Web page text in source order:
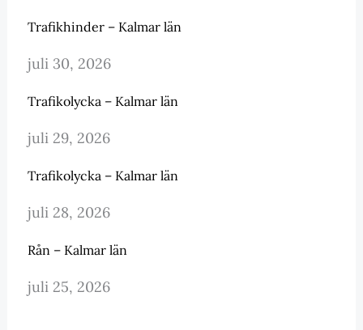
Trafikhinder – Kalmar län
juli 30, 2026
Trafikolycka – Kalmar län
juli 29, 2026
Trafikolycka – Kalmar län
juli 28, 2026
Rån – Kalmar län
juli 25, 2026